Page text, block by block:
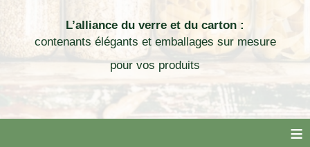
L’alliance du verre et du carton :
contenants élégants et emballages sur mesure
pour vos produits
≡